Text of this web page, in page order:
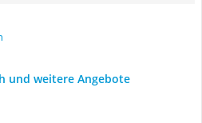
und weitere Angebote